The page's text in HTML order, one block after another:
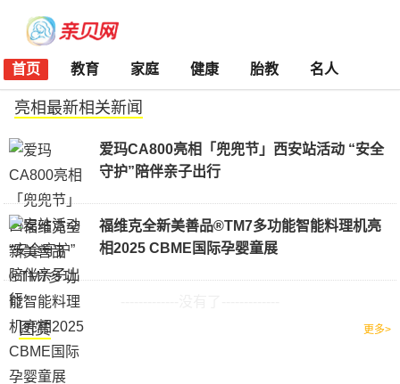
首页 教育 家庭 健康 胎教 名人
亮相最新相关新闻
爱玛CA800亮相「兜兜节」西安站活动 “安全
守护”陪伴亲子出行
福维克全新美善品®TM7多功能智能料理机亮
相2025 CBME国际孕婴童展
图赏 更多>